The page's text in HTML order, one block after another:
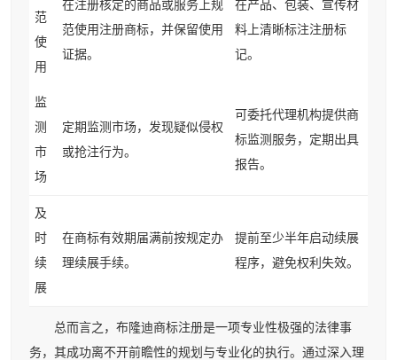
范
使
用
在注册核定的商品或服务上规
范使用注册商标，并保留使用
证据。
在产品、包装、宣传材
料上清晰标注注册标
记。
监
测
市
场
定期监测市场，发现疑似侵权
或抢注行为。
可委托代理机构提供商
标监测服务，定期出具
报告。
及
时
续
展
在商标有效期届满前按规定办
理续展手续。
提前至少半年启动续展
程序，避免权利失效。
总而言之，布隆迪商标注册是一项专业性极强的法律事
务，其成功离不开前瞻性的规划与专业化的执行。通过深入理